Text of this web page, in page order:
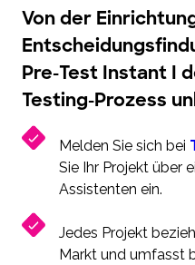
Von der
Pre-Test Instant I
Testing-Prozess
Melden Sie sich bei
Sie Ihr Projekt über
Assistenten ein.
Jedes Projekt
Markt und umfasst